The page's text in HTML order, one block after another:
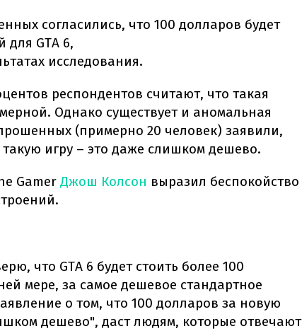
согласились, что 100 долларов будет
GTA 6,
исследования.
респондентов считают, что такая
Однако существует и аномальная
(примерно 20 человек) заявили,
такую игру – это даже слишком дешево.
Gamer Джош Колсон выразил беспокойство
что GTA 6 будет стоить более 100
мере, за самое дешевое стандартное
о том, что 100 долларов за новую
дешево", даст людям, которые отвечают